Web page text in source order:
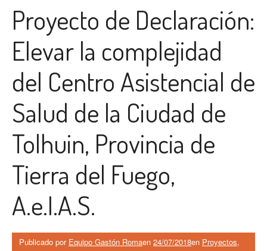
Proyecto de Declaración:
Elevar la complejidad
del Centro Asistencial de
Salud de la Ciudad de
Tolhuin, Provincia de
Tierra del Fuego,
A.e.I.A.S.
Publicado por Equipo Gastón Romaen 24/07/2018en Proyectos,